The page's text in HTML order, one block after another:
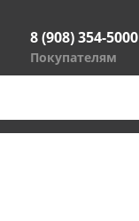
8 (908) 354-5000
Покупателям